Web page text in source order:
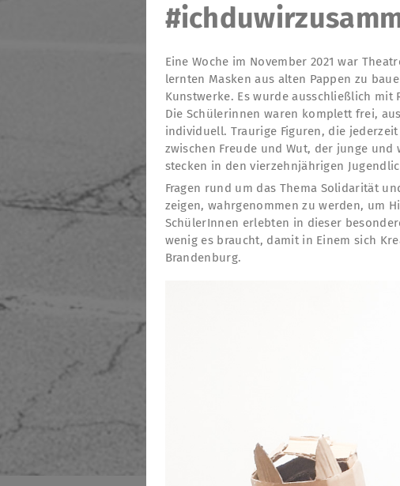
Eine Woche im November 2021 war
lernten Masken aus alten Pappen zu
Kunstwerke. Es wurde ausschließlich
Die Schülerinnen waren komplett frei,
individuell. Traurige Figuren, die
zwischen Freude und Wut, der junge
stecken in den vierzehnjährigen
Fragen rund um das Thema Solidarität
zeigen, wahrgenommen zu werden, um
SchülerInnen erlebten in dieser
wenig es braucht, damit in Einem sich
Brandenburg.